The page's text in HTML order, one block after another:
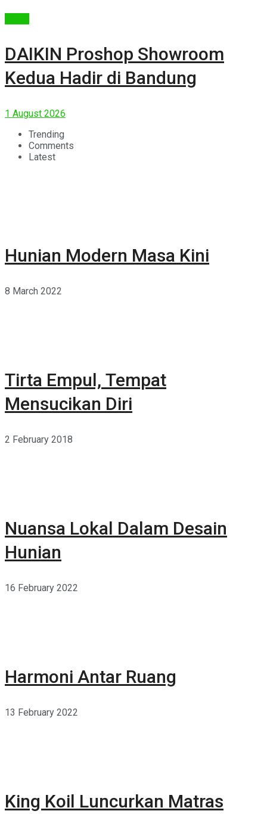
DAIKIN Proshop Showroom
Kedua Hadir di Bandung
1 August 2026
Trending
Comments
Latest
Hunian Modern Masa Kini
8 March 2022
Tirta Empul, Tempat
Mensucikan Diri
2 February 2018
Nuansa Lokal Dalam Desain
Hunian
16 February 2022
Harmoni Antar Ruang
13 February 2022
King Koil Luncurkan Matras